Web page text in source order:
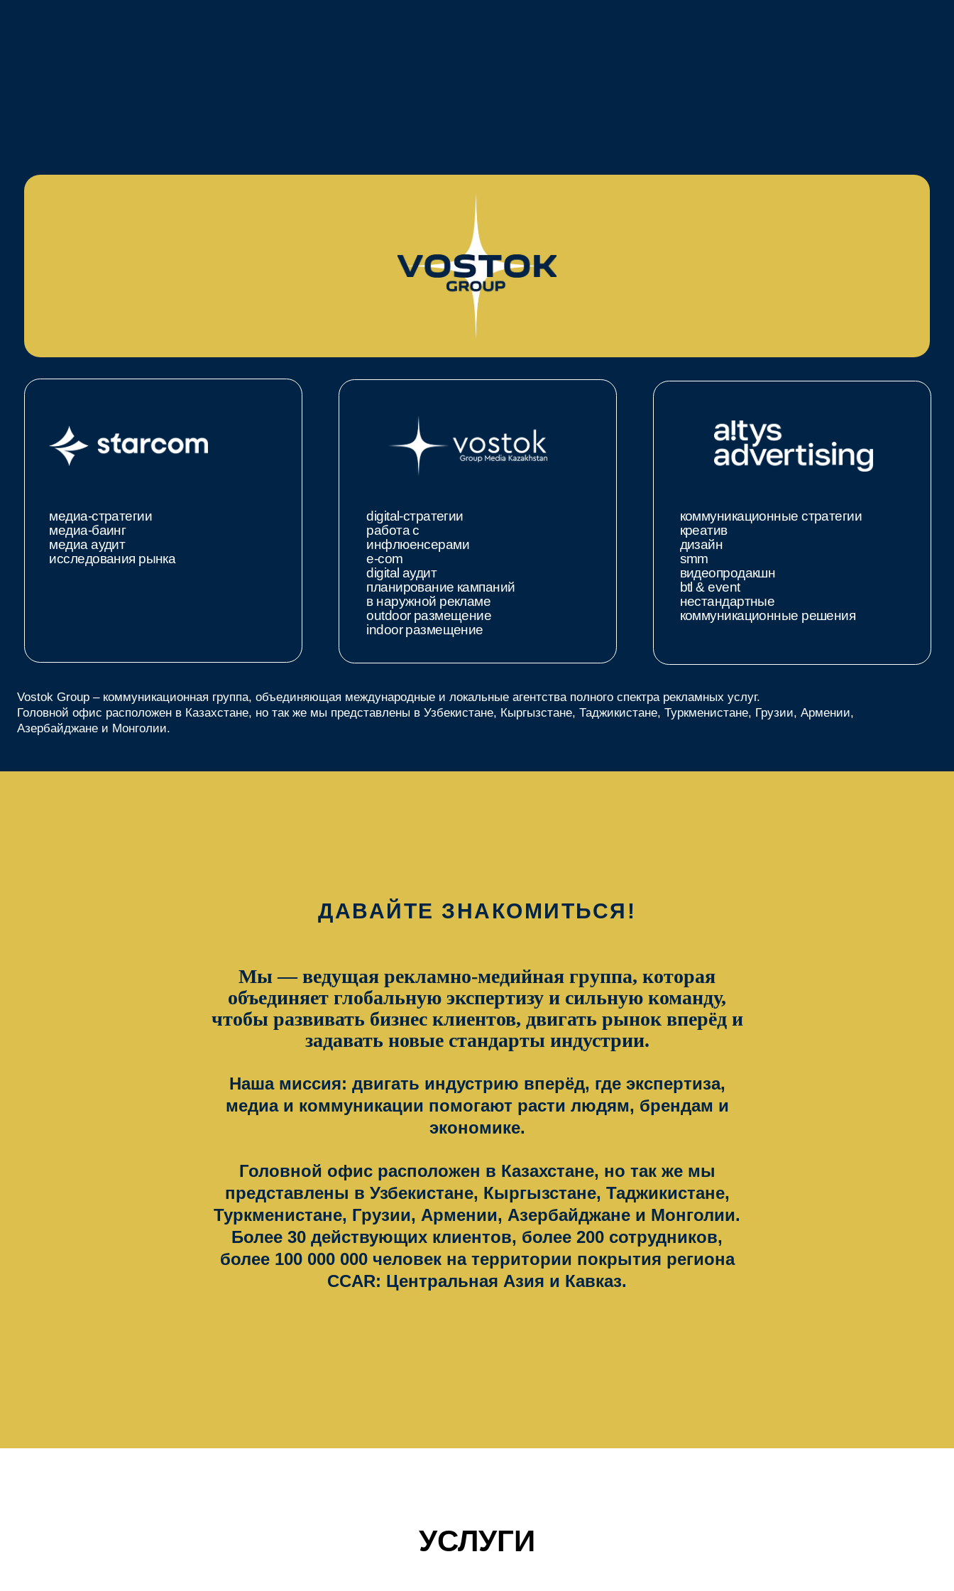
медиа-стратегии
медиа-баинг
медиа аудит
исследования рынка
инфлюенсерами
outdoor размещение
indoor размещение
коммуникационные стратегии
коммуникационные решения
Vostok Group – коммуникационная группа, объединяющая международные и локальные агентства полного спектра рекламных услуг.
Головной офис расположен в Казахстане, но так же мы представлены в Узбекистане, Кыргызстане, Таджикистане, Туркменистане, Грузии, Армении,
ДАВАЙТЕ ЗНАКОМИТЬСЯ!
Мы — ведущая рекламно-медийная группа, которая
объединяет глобальную экспертизу и сильную команду,
чтобы развивать бизнес клиентов, двигать рынок вперёд и
задавать новые стандарты индустрии.
Наша миссия: двигать индустрию вперёд, где экспертиза,
медиа и коммуникации помогают расти людям, брендам и
экономике.
Головной офис расположен в Казахстане, но так же мы
представлены в Узбекистане, Кыргызстане, Таджикистане,
Туркменистане, Грузии, Армении, Азербайджане и Монголии.
Более 30 действующих клиентов, более 200 сотрудников,
более 100 000 000 человек на территории покрытия региона
CCAR: Центральная Азия и Кавказ.
УСЛУГИ